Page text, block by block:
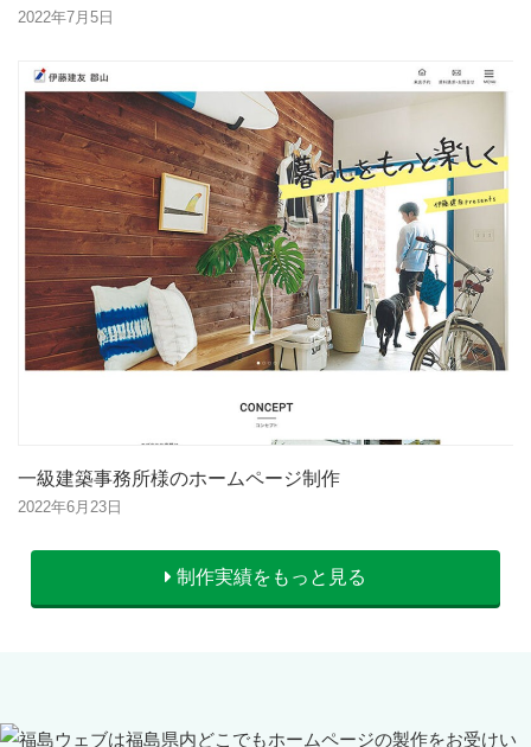
2022年7月5日
一級建築事務所様のホームページ制作
2022年6月23日
制作実績をもっと見る